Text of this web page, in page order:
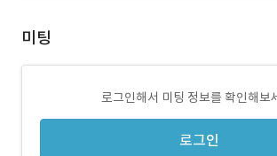
미팅
로그인해서 미팅 정보를 확인해보
로그인